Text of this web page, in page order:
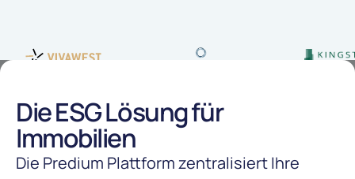
Die ESG Lösung für
Immobilien
Die Predium Plattform zentralisiert Ihre